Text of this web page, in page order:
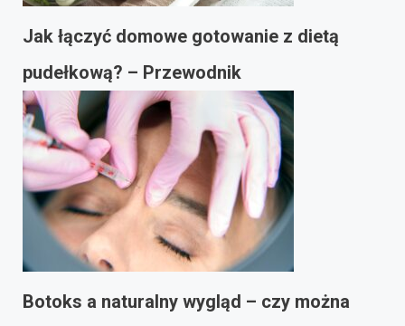
Jak łączyć domowe gotowanie z dietą
pudełkową? – Przewodnik
Botoks a naturalny wygląd – czy można